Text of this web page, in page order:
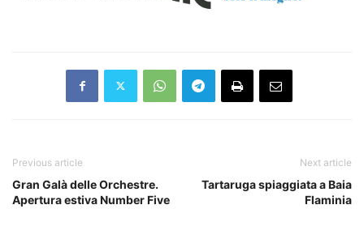
Previous article
Gran Galà delle Orchestre.
Apertura estiva Number Five
Next article
Tartaruga spiaggiata a Baia
Flaminia